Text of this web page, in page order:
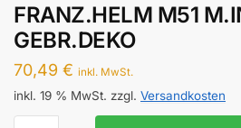
FRANZ.HELM M51
GEBR.DEKO
70,49 € inkl. MwSt.
inkl. 19 % MwSt. zzgl. Versandkosten